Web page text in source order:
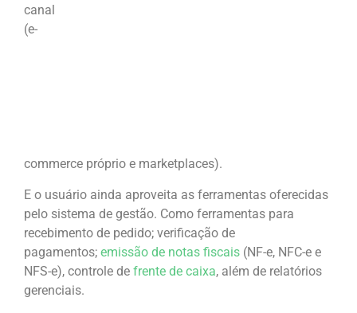
canal
(e-
commerce próprio e marketplaces).
E o usuário ainda aproveita as ferramentas oferecidas
pelo sistema de gestão. Como ferramentas para
recebimento de pedido; verificação de
pagamentos; emissão de notas fiscais (NF-e, NFC-e e
NFS-e), controle de frente de caixa, além de relatórios
gerenciais.